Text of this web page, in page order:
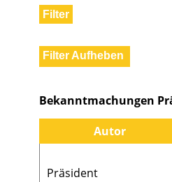
Filter
Verband
Präsident
Vizepräsident
Filter Aufheben
Bekanntmachungen
Autor
Präsident